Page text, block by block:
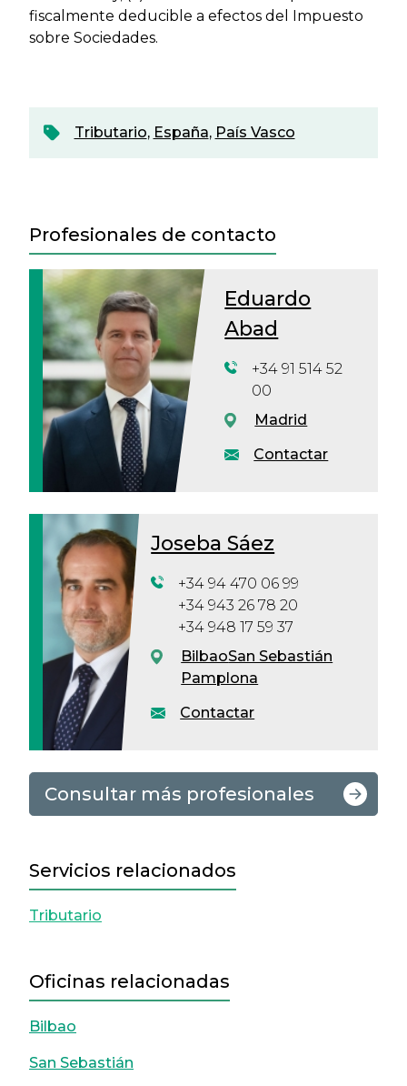
fiscalmente deducible a efectos del Impuesto
sobre Sociedades.
Tributario, España, País Vasco
Profesionales de contacto
Eduardo
Abad
Contactar
+34 91 514 52
00
Madrid
Joseba Sáez
Contactar
+34 94 470 06 99
+34 943 26 78 20
+34 948 17 59 37
BilbaoSan Sebastián
Pamplona
Consultar más profesionales
Servicios relacionados
Tributario
Oficinas relacionadas
Bilbao
San Sebastián